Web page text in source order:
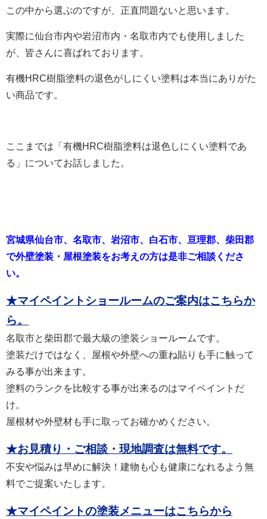
この中から選ぶのですが、正直問題ないと思います。
実際に仙台市内や岩沼市内・名取市内でも使用しました
が、皆さんに喜ばれております。
有機HRC樹脂塗料の退色がしにくい塗料は本当にありがた
い商品です。
ここまでは「有機HRC樹脂塗料は退色しにくい塗料であ
る」についてお話しました。
宮城県仙台市、名取市、岩沼市、白石市、亘理郡、柴田郡
で外壁塗装・屋根塗装をお考えの方は是非ご相談くださ
い。
★マイペイントショールームのご案内はこちらか
ら。
名取市と柴田郡で最大級の塗装ショールームです。
塗装だけではなく、屋根や外壁への重ね貼りも手に触って
みる事が出来ます。
塗料のランクを比較する事が出来るのはマイペイントだ
け。
屋根材や外壁材も手に取ってお確かめください。
★お見積り・ご相談・現地調査は無料です。
不安や悩みは早めに解決！建物も心も健康になれるよう無
料でご提案いたします。
★マイペイントの塗装メニューはこちらから